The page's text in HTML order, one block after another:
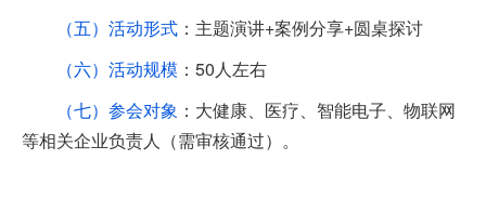
（五）活动形式 ：主题演讲+案例分享+圆桌探讨
（六）活动规模 ：50人左右
（七）参会对象 ：大健康、医疗、智能电子、物联网
等相关企业负责人（需审核通过）。